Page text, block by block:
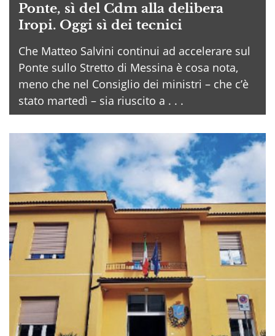
Ponte, sì del Cdm alla delibera
Iropi. Oggi sì dei tecnici
Che Matteo Salvini continui ad accelerare sul
Ponte sullo Stretto di Messina è cosa nota,
meno che nel Consiglio dei ministri – che c’è
stato martedì – sia riuscito a . . .